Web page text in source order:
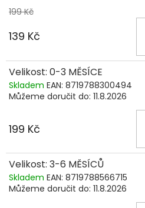
199 Kč
139 Kč
Velikost: 0-3 MĚSÍCE
Skladem EAN: 8719788300494
Můžeme doručit do: 11.8.2026
199 Kč
Velikost: 3-6 MĚSÍCŮ
Skladem EAN: 8719788566715
Můžeme doručit do: 11.8.2026